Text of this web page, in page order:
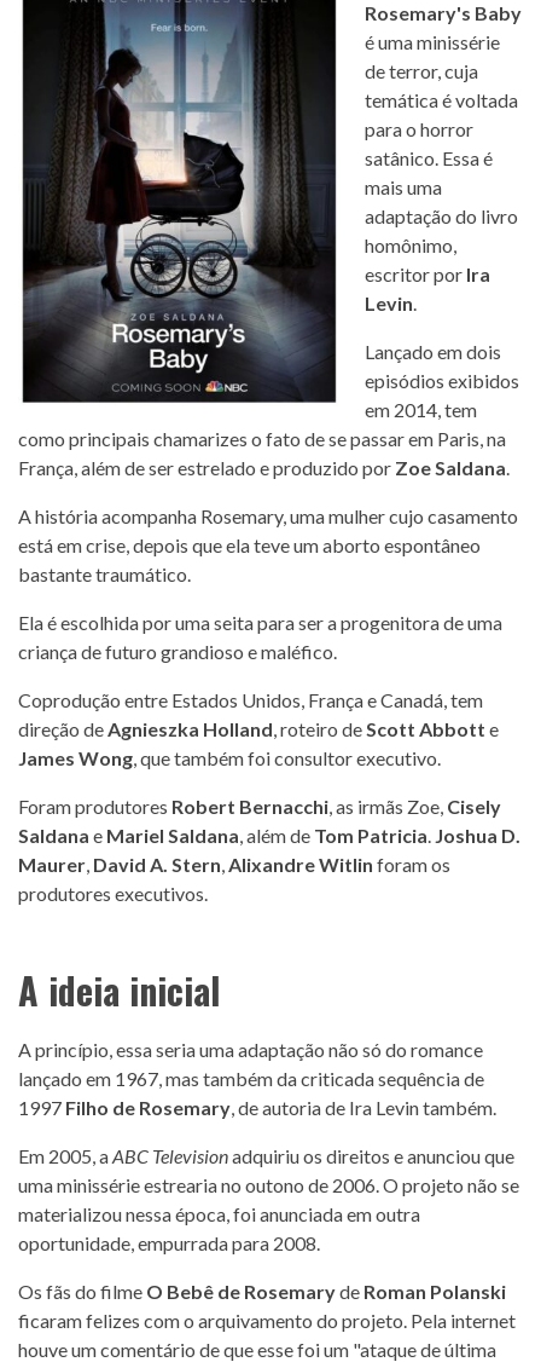
Rosemary's Baby
é uma minissérie
de terror, cuja
temática é voltada
para o horror
satânico. Essa é
mais uma
adaptação do livro
homônimo,
escritor por Ira
Levin.
Lançado em dois
episódios exibidos
em 2014, tem
como principais chamarizes o fato de se passar em Paris, na
França, além de ser estrelado e produzido por Zoe Saldana.
A história acompanha Rosemary, uma mulher cujo casamento
está em crise, depois que ela teve um aborto espontâneo
bastante traumático.
Ela é escolhida por uma seita para ser a progenitora de uma
criança de futuro grandioso e maléfico.
Coprodução entre Estados Unidos, França e Canadá, tem
direção deAgnieszka Holland, roteiro deScott Abbott e
James Wong, que também foi consultor executivo.
Foram produtores Robert Bernacchi, as irmãs Zoe, Cisely
Saldana e Mariel Saldana, além de Tom Patricia. Joshua D.
Maurer, David A. Stern,Alixandre Witlin foram os
produtores executivos.
A ideia inicial
A princípio, essa seria uma adaptação não só do romance
lançado em 1967, mas também da criticada sequência de
1997 Filho de Rosemary, de autoria de Ira Levin também.
Em 2005, aABC Televisionadquiriu os direitos e anunciou que
uma minissérie estrearia no outono de 2006. O projeto não se
materializou nessa época, foi anunciada em outra
oportunidade, empurrada para 2008.
Os fãs do filme O Bebê de Rosemaryde Roman Polanski
ficaram felizes com o arquivamento do projeto. Pela internet
houve um comentário de que esse foi um "ataque de última